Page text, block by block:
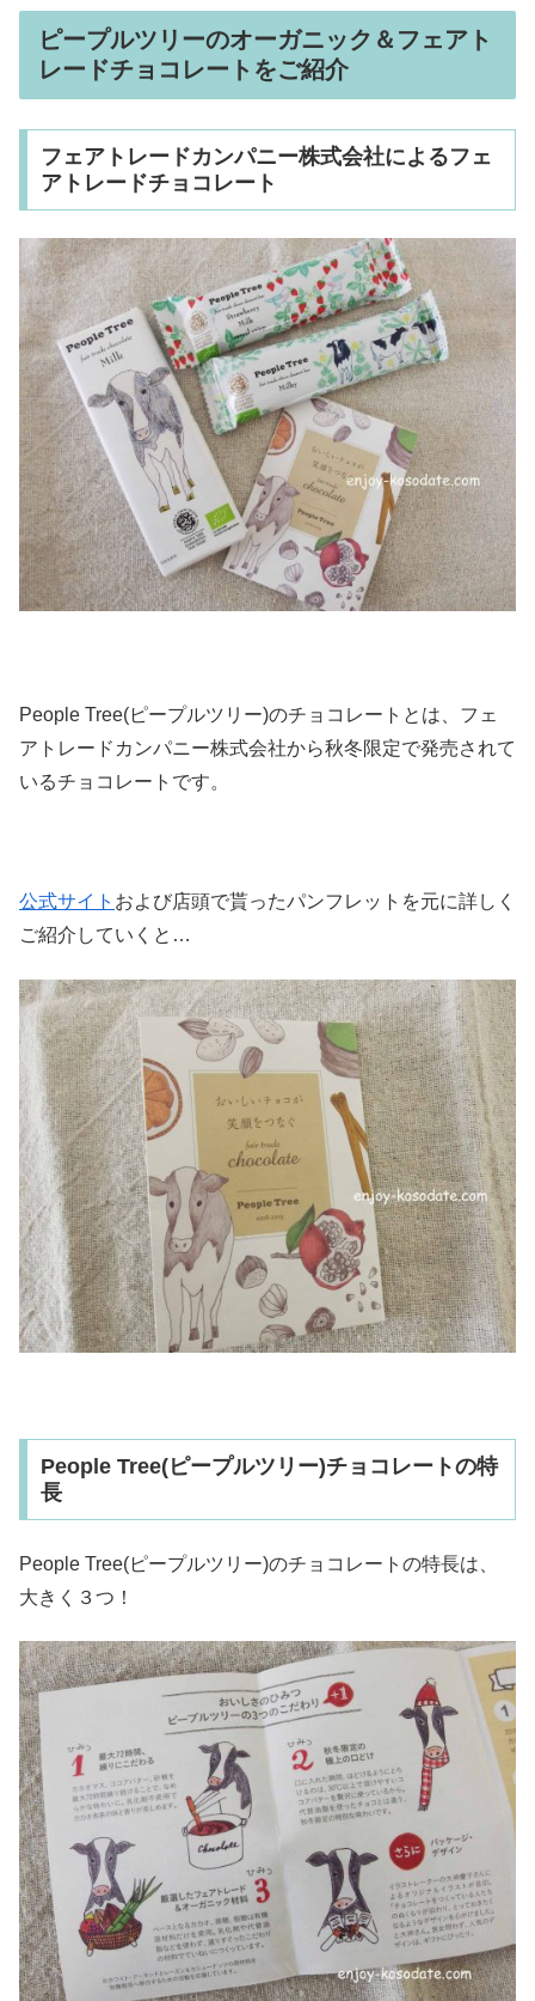
ピープルツリーのオーガニック＆フェアト
レードチョコレートをご紹介
フェアトレードカンパニー株式会社によるフェ
アトレードチョコレート
People Tree(ピープルツリー)のチョコレートとは、フェ
アトレードカンパニー株式会社から秋冬限定で発売されて
いるチョコレートです。
公式サイト および店頭で貰ったパンフレットを元に詳しく
ご紹介していくと…
People Tree(ピープルツリー)チョコレートの特
長
People Tree(ピープルツリー)のチョコレートの特長は、
大きく３つ！